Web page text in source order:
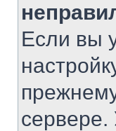
Если вы